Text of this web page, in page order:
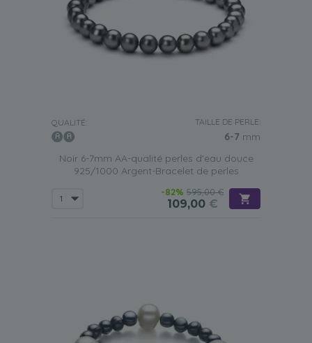
QUALITÉ: TAILLE DE PERLE:
6-7 mm
Noir 6-7mm AA-qualité perles d'eau douce
925/1000 Argent-Bracelet de perles
-82% 595,00 €
109,00 €